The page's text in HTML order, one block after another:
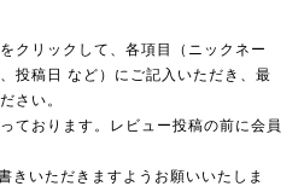
クリックして、各項目（ニックネー
投稿日 など）にご記入いただき、最
さい。
ております。レビュー投稿の前に会員
いただきますようお願いいたしま